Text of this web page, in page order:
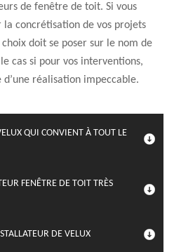
de fenêtre de toit. Si vous
concrétisation de vos projets
doit se poser sur le nom de
cas si pour vos interventions,
d’une réalisation impeccable.
QUI CONVIENT À TOUT LE
FENÊTRE DE TOIT TRÈS
DE VELUX